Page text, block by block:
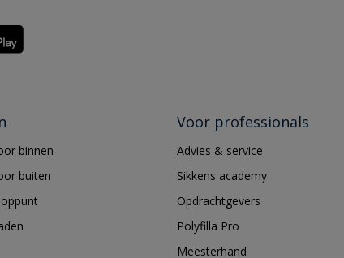
binnen
buiten
Voor professionals
Advies & service
Sikkens academy
Opdrachtgevers
Polyfilla Pro
Meesterhand